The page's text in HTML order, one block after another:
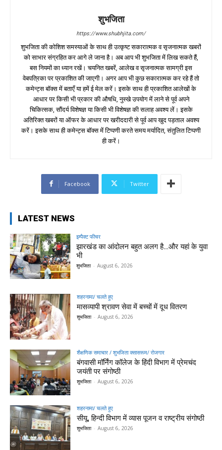
शुभजिता
https://www.shubhjita.com/
शुभजिता की कोशिश समस्याओं के साथ ही उत्कृष्ट सकारात्मक व सृजनात्मक खबरों
को साभार संग्रहित कर आगे ले जाना है। अब आप भी शुभजिता में लिख सकते हैं,
बस नियमों का ध्यान रखें। चयनित खबरें, आलेख व सृजनात्मक सामग्री इस
वेबपत्रिका पर प्रकाशित की जाएगी। अगर आप भी कुछ सकारात्मक कर रहे हैं तो
कमेन्ट्स बॉक्स में बताएँ या हमें ई मेल करें। इसके साथ ही प्रकाशित आलेखों के
आधार पर किसी भी प्रकार की औषधि, नुस्खे उपयोग में लाने से पूर्व अपने
चिकित्सक, सौंदर्य विशेषज्ञ या किसी भी विशेषज्ञ की सलाह अवश्य लें। इसके
अतिरिक्त खबरों या ऑफर के आधार पर खरीददारी से पूर्व आप खुद पड़ताल अवश्य
करें। इसके साथ ही कमेन्ट्स बॉक्स में टिप्पणी करते समय मर्यादित, संतुलित टिप्पणी
ही करें।
Facebook Twitter
LATEST NEWS
इम्पैक्ट फीचर
झारखंड का आंदोलन बहुत अलग है…और यहां के युवा
भी
शुभजिता - August 6, 2026
शहरनामा/ चलते हुए
मासव्यापी श्रावण सेवा में बच्चों में दूध वितरण
शुभजिता - August 6, 2026
शैक्षणिक समाचार / शुभजिता क्सासरूम/ रोजगार
बंगवासी मॉर्निंग कॉलेज के हिंदी विभाग में प्रेमचंद
जयंती पर संगोष्ठी
शुभजिता - August 6, 2026
शहरनामा/ चलते हुए
सीयू, हिन्दी विभाग में व्यास पूजन व राष्ट्रीय संगोष्ठी
शुभजिता - August 6, 2026